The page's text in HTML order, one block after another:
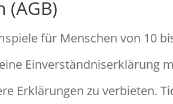
(AGB)
für Menschen von 10
Einverständniserklärung
Erklärungen zu verbieten.